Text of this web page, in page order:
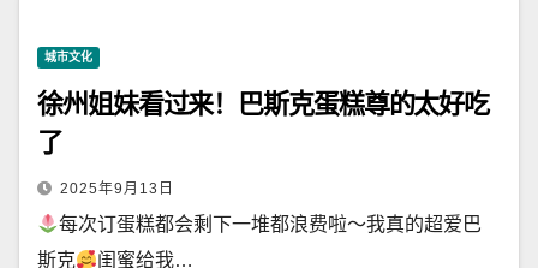
城市文化
徐州姐妹看过来！巴斯克蛋糕尊的太好吃
了
2025年9月13日
每次订蛋糕都会剩下一堆都浪费啦～我真的超爱巴
斯克
闺蜜给我…